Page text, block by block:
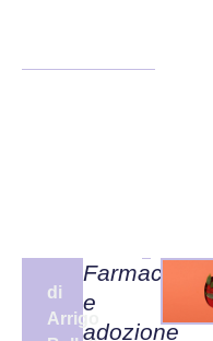
di
Arrigo
Farmaci
e
adozione